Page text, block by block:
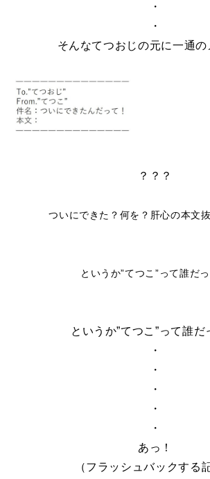
・
・
そんなてつおじの元に一通の
？？？
ついにできた？何を？肝心の本文
というか”てつこ”って誰だ
というか”てつこ”って誰
・
・
・
・
・
あっ！
（フラッシュバックする